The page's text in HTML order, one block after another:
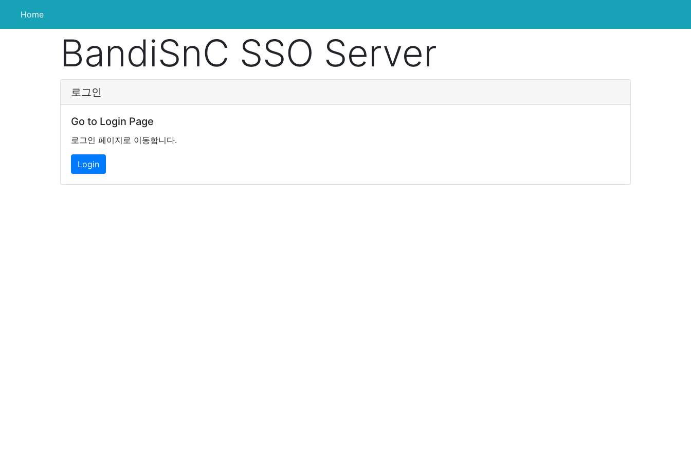
Home(current)
BandiSnC SSO Server
로그인
Go to Login Page
로그인 페이지로 이동합니다.
Login